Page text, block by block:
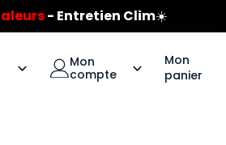
- Entretien Clim☀️
pneus Bridgestone
sur les pneus Bridgestone
Mon
compte
Mon
panier